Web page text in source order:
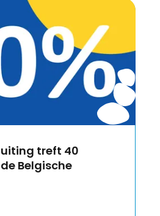
treft 40
Belgische